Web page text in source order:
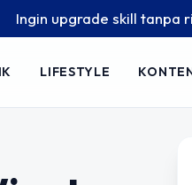
upgrade skill tanpa
LIFESTYLE